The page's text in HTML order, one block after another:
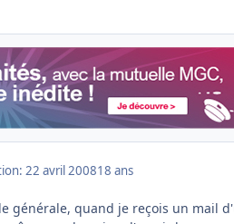
22 avril 200818 ans
générale, quand je reçois un mail